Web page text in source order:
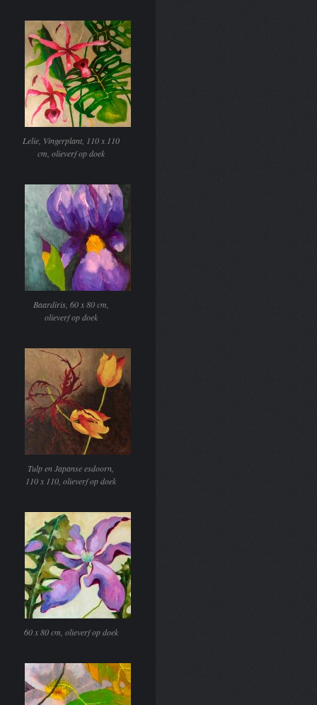
Lelie, Vingerplant, 110 x 110
cm, olieverf op doek
Baardiris, 60 x 80 cm,
olieverf op doek
Tulp en Japanse esdoorn,
110 x 110, olieverf op doek
60 x 80 cm, olieverf op doek